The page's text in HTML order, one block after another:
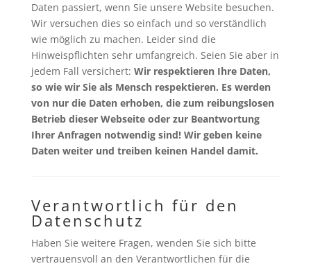
Daten passiert, wenn Sie unsere Website besuchen.
Wir versuchen dies so einfach und so verständlich
wie möglich zu machen. Leider sind die
Hinweispflichten sehr umfangreich. Seien Sie aber in
jedem Fall versichert: Wir respektieren Ihre Daten,
so wie wir Sie als Mensch respektieren. Es werden
von nur die Daten erhoben, die zum reibungslosen
Betrieb dieser Webseite oder zur Beantwortung
Ihrer Anfragen notwendig sind! Wir geben keine
Daten weiter und treiben keinen Handel damit.
Verantwortlich für den
Datenschutz
Haben Sie weitere Fragen, wenden Sie sich bitte
vertrauensvoll an den Verantwortlichen für die